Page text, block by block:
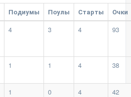
Подиумы Поулы Старты
Очки
4 3 4 93
1 1 4 38
1 0 4 42